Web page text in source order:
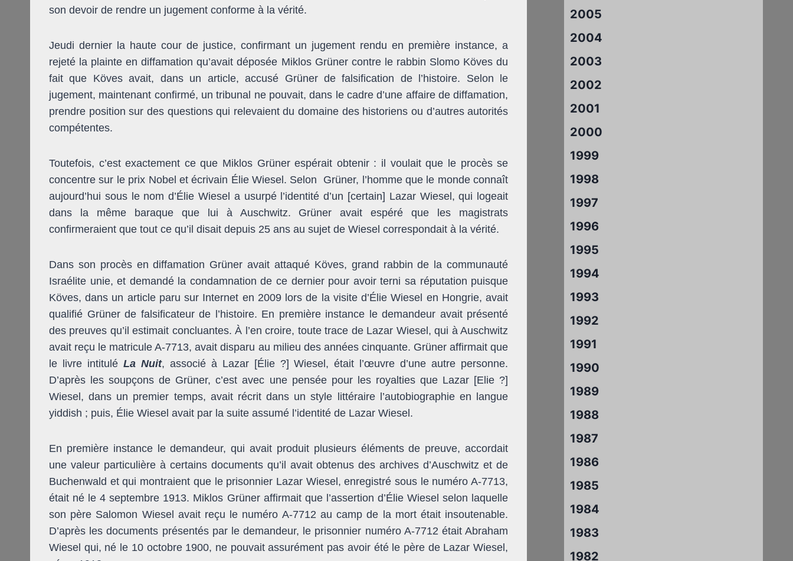
son devoir de rendre un jugement conforme à la vérité.
Jeudi dernier la haute cour de justice, confirmant un jugement rendu en première instance, a
rejeté la plainte en diffamation qu’avait déposée Miklos Grüner contre le rabbin Slomo Köves du
fait que Köves avait, dans un article, accusé Grüner de falsification de l’histoire. Selon le
jugement, maintenant confirmé, un tribunal ne pouvait, dans le cadre d’une affaire de diffamation,
prendre position sur des questions qui relevaient du domaine des historiens ou d’autres autorités
compétentes.
Toutefois, c’est exactement ce que Miklos Grüner espérait obtenir : il voulait que le procès se
concentre sur le prix Nobel et écrivain Élie Wiesel. Selon Grüner, l’homme que le monde connaît
aujourd’hui sous le nom d’Élie Wiesel a usurpé l’identité d’un [certain] Lazar Wiesel, qui logeait
dans la même baraque que lui à Auschwitz. Grüner avait espéré que les magistrats
confirmeraient que tout ce qu’il disait depuis 25 ans au sujet de Wiesel correspondait à la vérité.
Dans son procès en diffamation Grüner avait attaqué Köves, grand rabbin de la communauté
Israélite unie, et demandé la condamnation de ce dernier pour avoir terni sa réputation puisque
Köves, dans un article paru sur Internet en 2009 lors de la visite d’Élie Wiesel en Hongrie, avait
qualifié Grüner de falsificateur de l’histoire. En première instance le demandeur avait présenté
des preuves qu’il estimait concluantes. À l’en croire, toute trace de Lazar Wiesel, qui à Auschwitz
avait reçu le matricule A-7713, avait disparu au milieu des années cinquante. Grüner affirmait que
le livre intitulé La Nuit, associé à Lazar [Élie ?] Wiesel, était l’œuvre d’une autre personne.
D’après les soupçons de Grüner, c’est avec une pensée pour les royalties que Lazar [Elie ?]
Wiesel, dans un premier temps, avait récrit dans un style littéraire l’autobiographie en langue
yiddish ; puis, Élie Wiesel avait par la suite assumé l’identité de Lazar Wiesel.
En première instance le demandeur, qui avait produit plusieurs éléments de preuve, accordait
une valeur particulière à certains documents qu’il avait obtenus des archives d’Auschwitz et de
Buchenwald et qui montraient que le prisonnier Lazar Wiesel, enregistré sous le numéro A-7713,
était né le 4 septembre 1913. Miklos Grüner affirmait que l’assertion d’Élie Wiesel selon laquelle
son père Salomon Wiesel avait reçu le numéro A-7712 au camp de la mort était insoutenable.
D’après les documents présentés par le demandeur, le prisonnier numéro A-7712 était Abraham
Wiesel qui, né le 10 octobre 1900, ne pouvait assurément pas avoir été le père de Lazar Wiesel,
2005
2004
2003
2002
2001
2000
1999
1998
1997
1996
1995
1994
1993
1992
1991
1990
1989
1988
1987
1986
1985
1984
1983
1982